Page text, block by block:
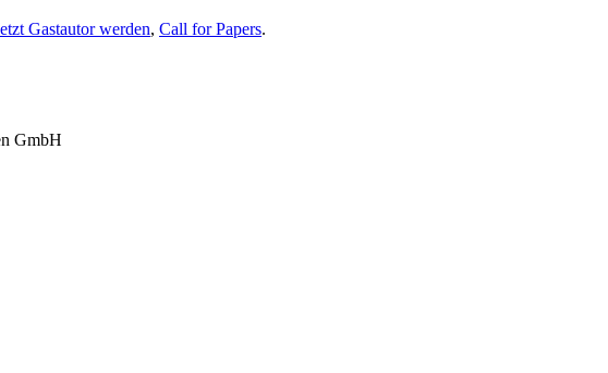
Gastautor werden, Call for Papers.
GmbH